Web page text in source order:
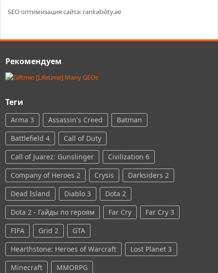
SEO оптимизация сайта: rankability.ae
Рекомендуем
Теги
Arma 3 Assassin's Creed
Batman
Battlefield 4
Call of Duty
Call of Juarez: Gunslinger
Civilization 6
Company of Heroes 2
Crysis
Darksiders 2
Dead Island
Diablo 3
Dota 2
Dota 2 - Гайды по героям
Far Cry
Far Cry 3
FIFA
Grid 2
GTA
Hearthstone: Heroes of Warcraft
Lost Planet 3
Minecraft
MMORPG